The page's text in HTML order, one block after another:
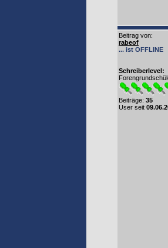
Beitrag von:
rabeof
... ist OFFLINE
Schreiberlevel:
Beiträge: 35
User seit